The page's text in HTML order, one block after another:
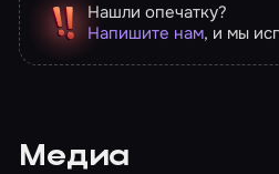
Нашли опечатку?
Напишите нам, и мы
Медиа